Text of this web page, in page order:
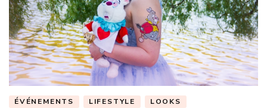
ÉVÉNEMENTS LIFESTYLE LOOKS